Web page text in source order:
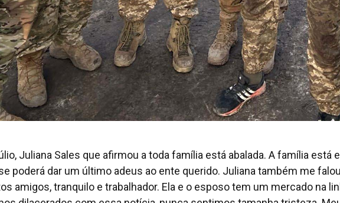
Juliana Sales que afirmou a toda família está abalada. A família está
poderá dar um último adeus ao ente querido. Juliana também me
amigos, tranquilo e trabalhador. Ela e o esposo tem um mercado na